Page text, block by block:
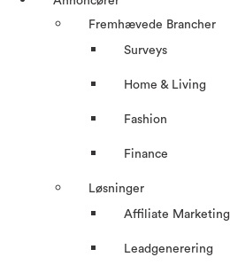
Fremhævede Brancher
Surveys
Home & Living
Fashion
Finance
Løsninger
Affiliate Marketing
Leadgenerering